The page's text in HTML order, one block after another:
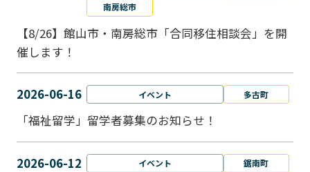
南房総市
【8/26】館山市・南房総市「合同移住相談会」を開
催します！
2026-06-16 イベント 多古町
「福祉留学」留学者募集のお知らせ！
2026-06-12 イベント 鋸南町